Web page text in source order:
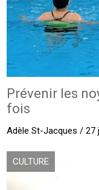
Prévenir les
fois
Adèle St-Jacques / 27
CULTURE